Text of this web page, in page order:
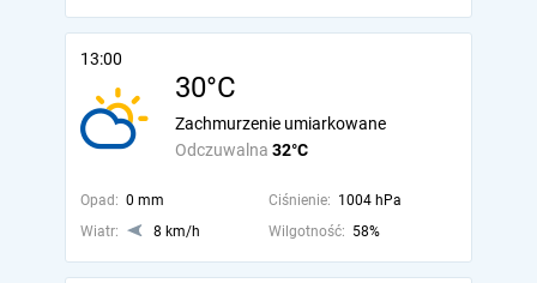
13:00
30°C
Odczuwalna 32°C
Zachmurzenie umiarkowane
Opad: 0 mm Ciśnienie: 1004 hPa
Wiatr:
8 km/h Wilgotność: 58%